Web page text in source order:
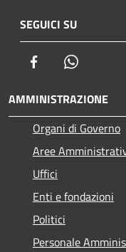
SEGUICI SU
Facebook
AMMINISTRAZIONE
Organi di Governo
Aree
Uffici
Enti e fondazioni
Politici
Personale